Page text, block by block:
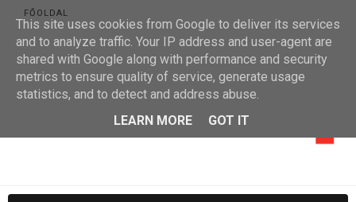
FŐOLDAL
This site uses cookies from Google to deliver its services
and to analyze traffic. Your IP address and user-agent are
shared with Google along with performance and security
metrics to ensure quality of service, generate usage
statistics, and to detect and address abuse.
LEARN MORE
GOT IT